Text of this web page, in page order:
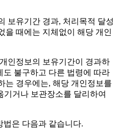
보유기간 경과, 처리목적 달성
을 때에는 지체없이 해당 개인
인정보의 보유기간이 경과하
불구하고 다른 법령에 따라
는 경우에는, 해당 개인정보를
거나 보관장소를 달리하여
법은 다음과 같습니다.